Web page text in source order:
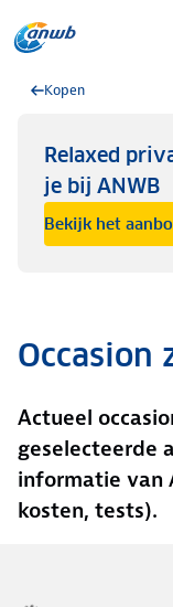
Kopen
Relaxed
je bij ANWB
Bekijk het
Occasion
Actueel
geselecteerde
informatie van
kosten, tests).